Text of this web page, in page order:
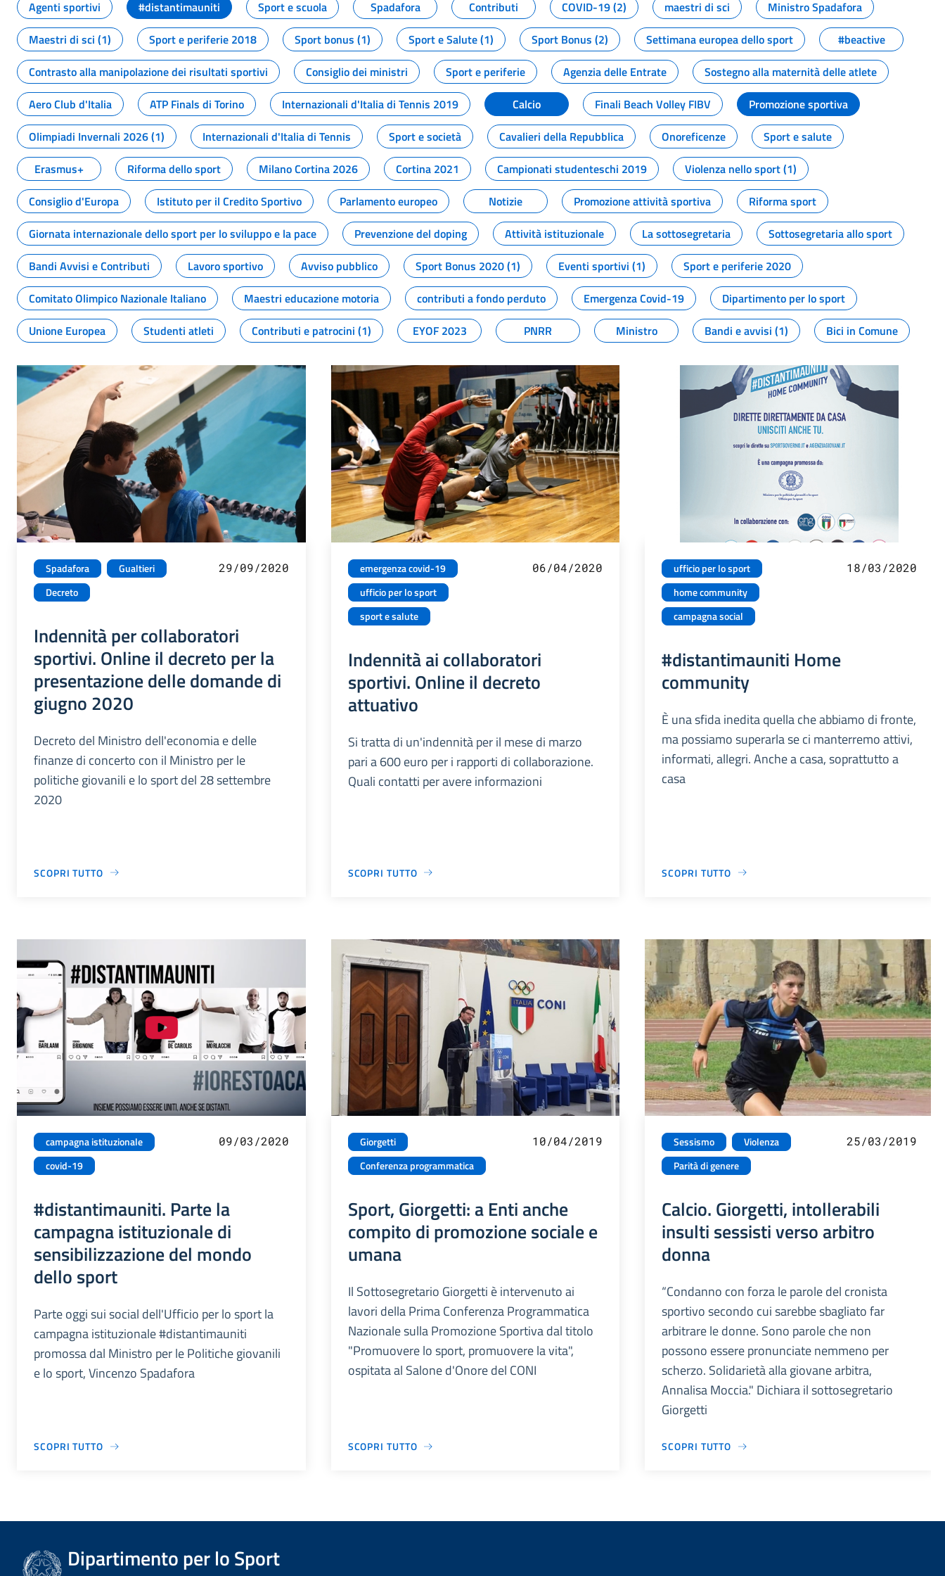
Agenti sportivi
#distantimauniti Sport e scuola Spadafora Contributi COVID-19 (2) maestri di sci
Ministro Spadafora
Maestri di sci (1)
Sport e periferie 2018 Sport bonus (1) Sport e Salute (1) Sport Bonus (2) Settimana europea dello sport
#beactive
Contrasto alla manipolazione dei risultati sportivi
Consiglio dei ministri Sport e periferie Agenzia delle Entrate
Sostegno alla maternità delle atlete
Aero Club d'Italia
ATP Finals di Torino Internazionali d'Italia di Tennis 2019 Calcio Finali Beach Volley FIBV
Promozione sportiva
Olimpiadi Invernali 2026 (1)
Internazionali d'Italia di Tennis Sport e società Cavalieri della Repubblica Onoreficenze
Sport e salute
Erasmus+
Riforma dello sport Milano Cortina 2026 Cortina 2021 Campionati studenteschi 2019
Violenza nello sport (1)
Consiglio d'Europa
Istituto per il Credito Sportivo Parlamento europeo Notizie Promozione attività sportiva
Riforma sport
Giornata internazionale dello sport per lo sviluppo e la pace
Prevenzione del doping Attività istituzionale La sottosegretaria
Sottosegretaria allo sport
Bandi Avvisi e Contributi
Lavoro sportivo Avviso pubblico Sport Bonus 2020 (1) Eventi sportivi (1)
Sport e periferie 2020
Comitato Olimpico Nazionale Italiano
Maestri educazione motoria contributi a fondo perduto Emergenza Covid-19
Dipartimento per lo sport
Unione Europea
Studenti atleti Contributi e patrocini (1) EYOF 2023 PNRR Ministro Bandi e avvisi (1) Bici in Comune
Spadafora
Gualtieri
Decreto
29/09/2020
Indennità per collaboratori
sportivi. Online il decreto per la
presentazione delle domande di
giugno 2020
Decreto del Ministro dell'economia e delle
finanze di concerto con il Ministro per le
politiche giovanili e lo sport del 28 settembre
2020
SCOPRI TUTTO
emergenza covid-19
ufficio per lo sport
sport e salute
06/04/2020
Indennità ai collaboratori
sportivi. Online il decreto
attuativo
Si tratta di un'indennità per il mese di marzo
pari a 600 euro per i rapporti di collaborazione.
Quali contatti per avere informazioni
SCOPRI TUTTO
ufficio per lo sport
home community
campagna social
18/03/2020
#distantimauniti Home
community
È una sfida inedita quella che abbiamo di fronte,
ma possiamo superarla se ci manterremo attivi,
informati, allegri. Anche a casa, soprattutto a
casa
SCOPRI TUTTO
campagna istituzionale
covid-19
09/03/2020
#distantimauniti. Parte la
campagna istituzionale di
sensibilizzazione del mondo
dello sport
Parte oggi sui social dell'Ufficio per lo sport la
campagna istituzionale #distantimauniti
promossa dal Ministro per le Politiche giovanili
e lo sport, Vincenzo Spadafora
SCOPRI TUTTO
Giorgetti
Conferenza programmatica
10/04/2019
Sport, Giorgetti: a Enti anche
compito di promozione sociale e
umana
Il Sottosegretario Giorgetti è intervenuto ai
lavori della Prima Conferenza Programmatica
Nazionale sulla Promozione Sportiva dal titolo
"Promuovere lo sport, promuovere la vita",
ospitata al Salone d'Onore del CONI
SCOPRI TUTTO
Sessismo
Violenza
Parità di genere
25/03/2019
Calcio. Giorgetti, intollerabili
insulti sessisti verso arbitro
donna
“Condanno con forza le parole del cronista
sportivo secondo cui sarebbe sbagliato far
arbitrare le donne. Sono parole che non
possono essere pronunciate nemmeno per
scherzo. Solidarietà alla giovane arbitra,
Annalisa Moccia." Dichiara il sottosegretario
Giorgetti
SCOPRI TUTTO
Dipartimento per lo Sport